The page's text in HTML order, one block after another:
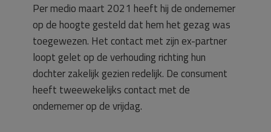
Per medio maart 2021 heeft hij de ondernemer
op de hoogte gesteld dat hem het gezag was
toegewezen. Het contact met zijn ex-partner
loopt gelet op de verhouding richting hun
dochter zakelijk gezien redelijk. De consument
heeft tweewekelijks contact met de
ondernemer op de vrijdag.